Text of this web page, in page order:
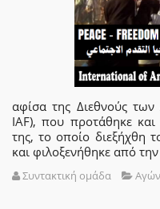
αφίσα της Διεθνούς
IAF), που προτάθηκε
της, το οποίο διεξήχθη
και φιλοξενήθηκε από
Συντακτική ομάδα